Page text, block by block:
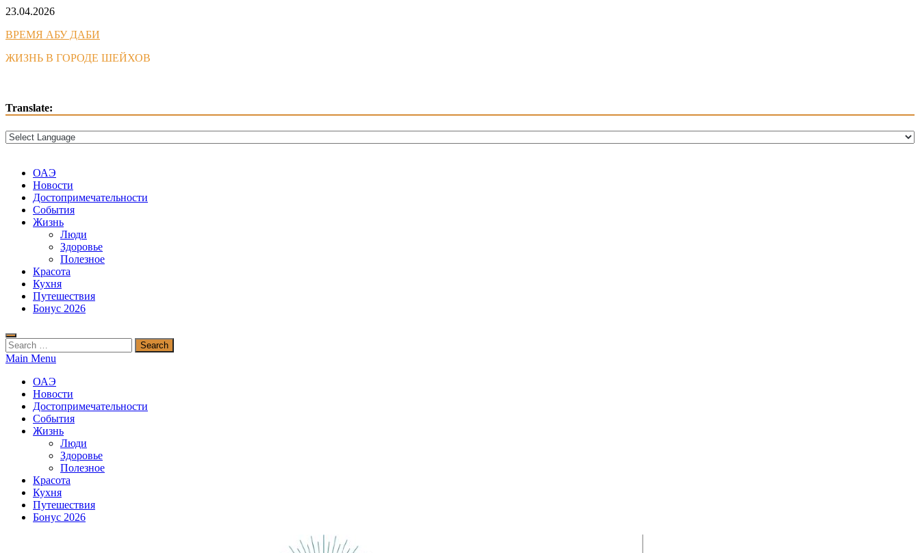
Skip
content
23.04.2026
ВРЕМЯ АБУ ДАБИ
ЖИЗНЬ В ГОРОДЕ ШЕЙХОВ
Translate:
ОАЭ
Новости
Достопримечательности
События
Жизнь
Люди
Здоровье
Полезное
Красота
Кухня
Путешествия
Бонус 2026
Search
for:
Main Menu
ОАЭ
Новости
Достопримечательности
События
Жизнь
Люди
Здоровье
Полезное
Красота
Кухня
Путешествия
Бонус 2026